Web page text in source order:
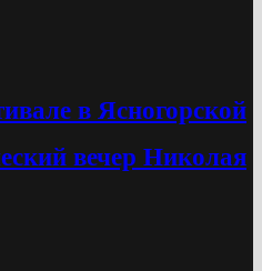
в Ясногорской
вечер Николая